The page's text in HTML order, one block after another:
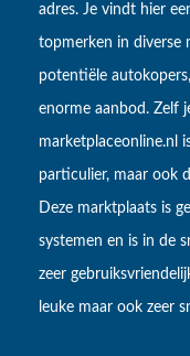
adres. Je vindt hier
topmerken in diverse
potentiële
enorme aanbod. Zelf
marketplaceonline.nl
particulier, maar ook
Deze marktplaats is
systemen en is in de
zeer
leuke maar ook zeer